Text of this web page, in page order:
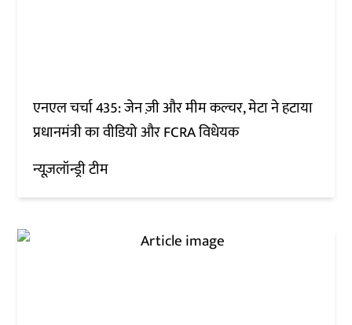
एनएल चर्चा 435: जेन ज़ी और मीम कल्चर, मेटा ने हटाया
प्रधानमंत्री का वीडियो और FCRA विधेयक
न्यूज़लॉन्ड्री टीम